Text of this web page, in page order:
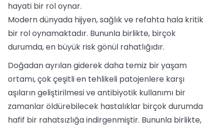
hayati bir rol oynar.
Modern dünyada hijyen, sağlık ve refahta hala kritik
bir rol oynamaktadır. Bununla birlikte, birçok
durumda, en büyük risk gönül rahatlığıdır.
Doğadan ayrılan giderek daha temiz bir yaşam
ortamı, çok çeşitli en tehlikeli patojenlere karşı
aşıların geliştirilmesi ve antibiyotik kullanımı bir
zamanlar öldürebilecek hastalıklar birçok durumda
hafif bir rahatsızlığa indirgenmiştir. Bununla birlikte,